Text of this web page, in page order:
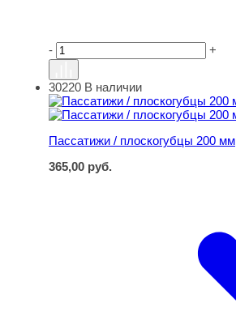
- +
Пассатижи / плоскогубцы 200 мм
30220 В наличии
Пассатижи / плоскогубцы 200 мм
365,00 руб.